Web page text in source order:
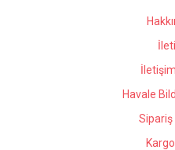
Havale
Sipariş